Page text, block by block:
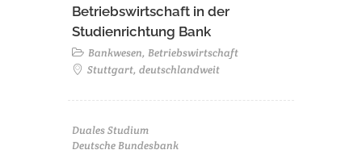
Betriebswirtschaft in der
Studienrichtung Bank
Bankwesen, Betriebswirtschaft
Stuttgart, deutschlandweit
Duales Studium
Deutsche Bundesbank